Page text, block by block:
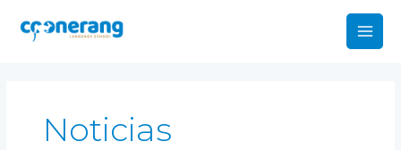
Noticias